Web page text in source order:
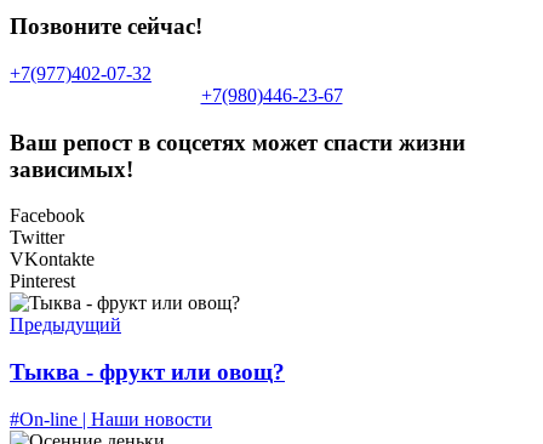
Позвоните сейчас!
+7(977)402-07-32
+7(980)446-23-67
Ваш репост в соцсетях может спасти жизни
зависимых!
Facebook
Twitter
VKontakte
Pinterest
Предыдущий
Тыква - фрукт или овощ?
#On-line | Наши новости